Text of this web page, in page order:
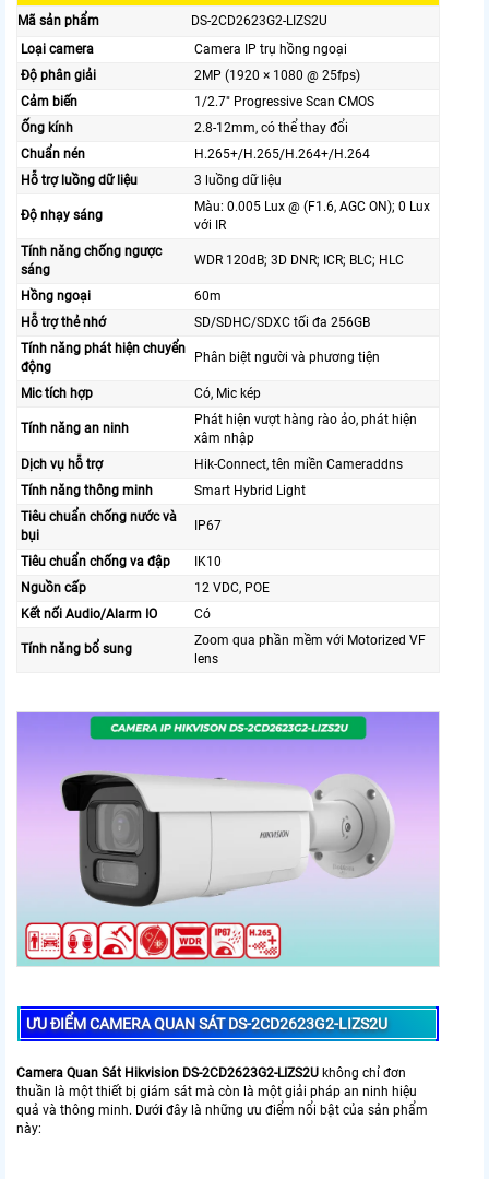
Mã sản phẩm
DS-2CD2623G2-LIZS2U
Loại camera
Camera IP trụ hồng ngoại
Độ phân giải
2MP (1920 × 1080 @ 25fps)
Cảm biến
1/2.7" Progressive Scan CMOS
Ống kính
2.8-12mm, có thể thay đổi
Chuẩn nén
H.265+/H.265/H.264+/H.264
Hỗ trợ luồng dữ liệu
3 luồng dữ liệu
Độ nhạy sáng
Màu: 0.005 Lux @ (F1.6, AGC ON); 0 Lux
với IR
Tính năng chống ngược
sáng
WDR 120dB; 3D DNR; ICR; BLC; HLC
Hồng ngoại
60m
Hỗ trợ thẻ nhớ
SD/SDHC/SDXC tối đa 256GB
Tính năng phát hiện chuyển
động
Phân biệt người và phương tiện
Mic tích hợp Có, Mic kép
Tính năng an ninh
Phát hiện vượt hàng rào ảo, phát hiện
xâm nhập
Dịch vụ hỗ trợ
Hik-Connect, tên miền Cameraddns
Tính năng thông minh
Smart Hybrid Light
Tiêu chuẩn chống nước và
bụi
IP67
Tiêu chuẩn chống va đập
IK10
Nguồn cấp
12 VDC, POE
Kết nối Audio/Alarm IO
Có
Tính năng bổ sung
Zoom qua phần mềm với Motorized VF
lens
ƯU ĐIỂM CAMERA QUAN SÁT DS-2CD2623G2-LIZS2U
Camera Quan Sát Hikvision DS-2CD2623G2-LIZS2U không chỉ đơn
thuần là một thiết bị giám sát mà còn là một giải pháp an ninh hiệu
quả và thông minh. Dưới đây là những ưu điểm nổi bật của sản phẩm
này: